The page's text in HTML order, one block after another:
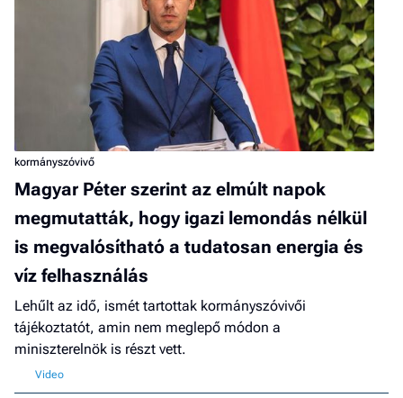
kormányszóvivő
Magyar Péter szerint az elmúlt napok
megmutatták, hogy igazi lemondás nélkül
is megvalósítható a tudatosan energia és
víz felhasználás
Lehűlt az idő, ismét tartottak kormányszóvivői
tájékoztatót, amin nem meglepő módon a
miniszterelnök is részt vett.